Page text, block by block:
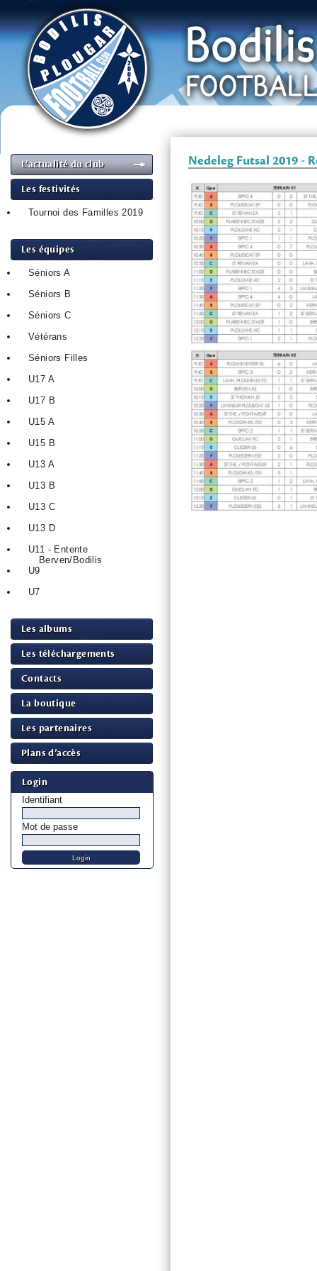
L’actualité du club
Les festivités
Tournoi des Familles 2019
Les équipes
Séniors A
Séniors B
Séniors C
Vétérans
Séniors Filles
U17 A
U17 B
U15 A
U15 B
U13 A
U13 B
U13 C
U13 D
U11 - Entente
Berven/Bodilis
U9
U7
Les albums
Les téléchargements
Contacts
La boutique
Les partenaires
Plans d’accès
Login
Identifiant
Mot de passe
Nedeleg Futsal 2019 -